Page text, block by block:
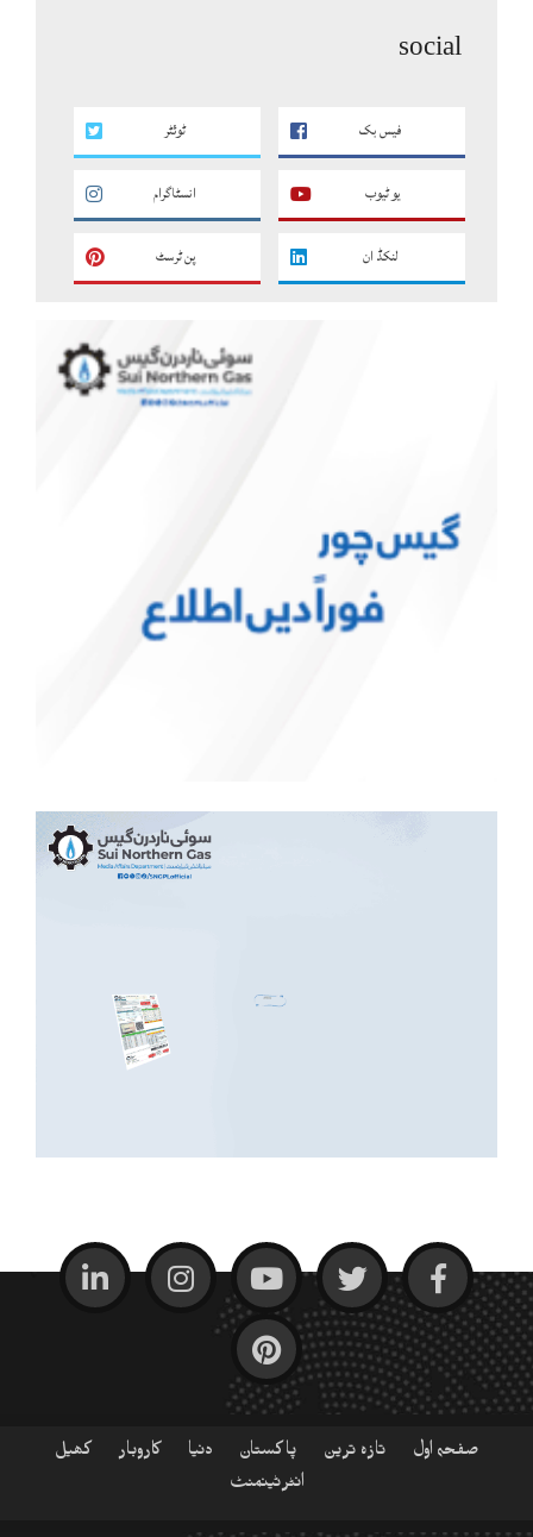
social
فیس بک ٹوئٹر
یو ٹیوب انسٹاگرام
لنکڈ ان پن ٹرسٹ
صفحہ اول تازہ ترین پاکستان دنیا کاروبار
کھیل
انٹرٹینمنٹ